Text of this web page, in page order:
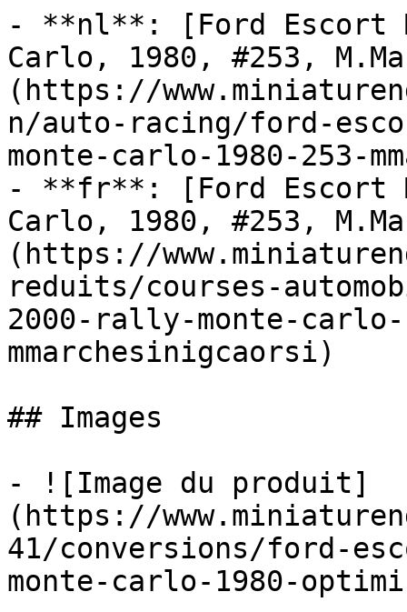
- **nl**: [Ford Escort
Carlo, 1980, #253,
(https://
n/auto-racing/ford-
monte-carlo-1980-253-
- **fr**: [Ford Escort
Carlo, 1980, #253,
(https://
reduits/courses-
2000-rally-monte-carlo-
mmarchesinigcaorsi)
## Images
- ![Image du produit]
(https://
41/conversions/ford-
monte-carlo-1980-